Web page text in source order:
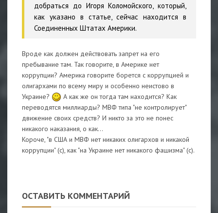
добраться до Игоря Коломойского, который,
как указано в статье, сейчас находится в
Соединенных Штатах Америки.
Вроде как должен действовать запрет на его
пребывание там. Так говорите, в Америке нет
коррупции? Америка говорите борется с коррупцией и
олигархами по всему миру и особенно неистово в
Украине?
А как же он тогда там находится? Как
переводятся миллиарды? МВФ типа "не контролирует"
движение своих средств? И никто за это не понес
никакого наказания, о как...
Короче, "в США и МВФ нет никаких олигархов и никакой
коррупции" (с), как "на Украине нет никакого фашизма" (с).
ОСТАВИТЬ КОММЕНТАРИЙ